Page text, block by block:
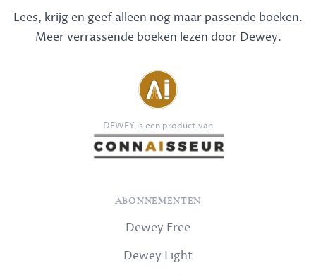
Lees, krijg en geef alleen nog maar passende boeken.
Meer verrassende boeken lezen door Dewey.
DEWEY is een product van
ABONNEMENTEN
Dewey Free
Dewey Light